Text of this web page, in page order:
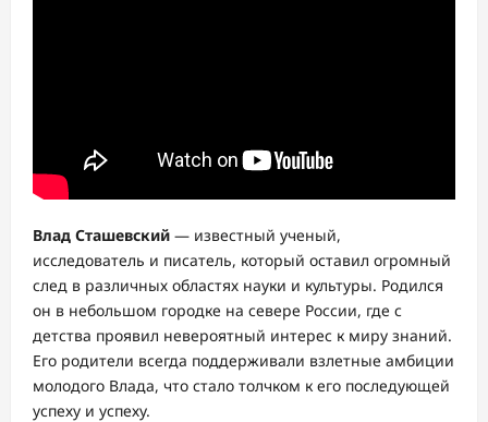
Влад Сташевский — известный ученый,
исследователь и писатель, который оставил огромный
след в различных областях науки и культуры. Родился
он в небольшом городке на севере России, где с
детства проявил невероятный интерес к миру знаний.
Его родители всегда поддерживали взлетные амбиции
молодого Влада, что стало толчком к его последующей
успеху и успеху.